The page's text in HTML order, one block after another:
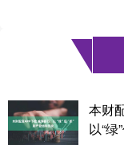
本财
以“绿